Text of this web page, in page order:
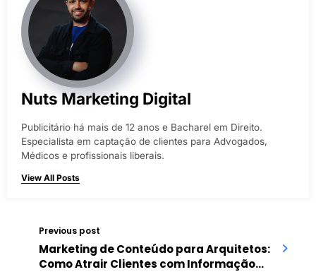
Nuts Marketing Digital
Publicitário há mais de 12 anos e Bacharel em Direito.
Especialista em captação de clientes para Advogados,
Médicos e profissionais liberais.
View All Posts
Previous post
Marketing de Conteúdo para Arquitetos:
Como Atrair Clientes com Informação